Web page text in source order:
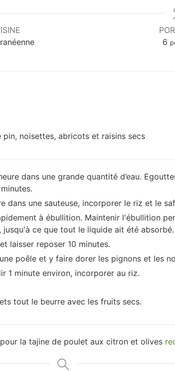
6
noisettes, abricots et raisins secs
dans une grande quantité d’eau.
une sauteuse, incorporer le riz et le
à ébullition. Maintenir l'ébullition
ce que tout le liquide ait été absorbé.
laisser reposer 10 minutes.
poêle et y faire dorer les pignons et les
1 minute environ, incorporer au riz.
tout le beurre avec les fruits secs.
la tajine de poulet aux citron et olives